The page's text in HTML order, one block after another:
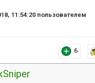
11:54:20 пользователем
6